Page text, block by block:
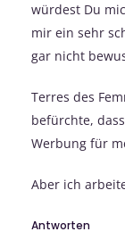
würdest Du
mir ein sehr
gar nicht
Terres des
befürchte,
Werbung für
Aber ich
Antworten